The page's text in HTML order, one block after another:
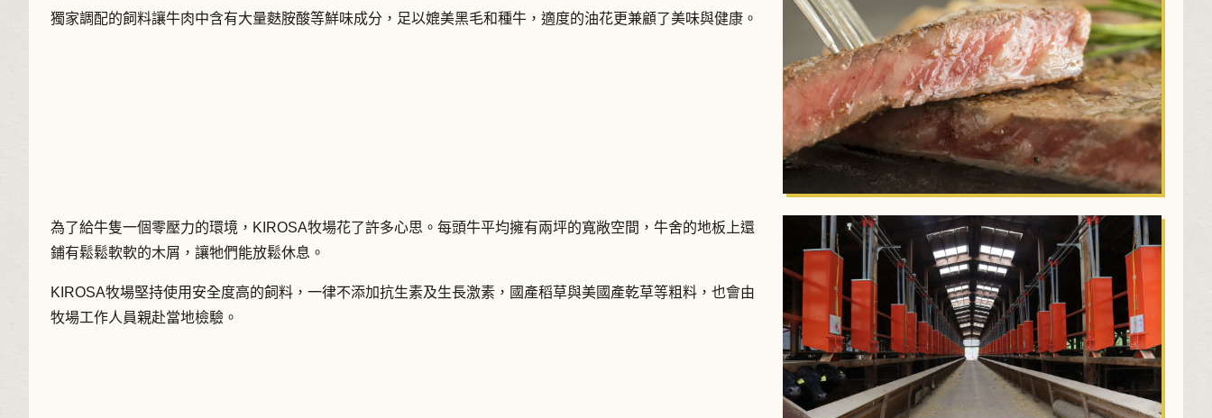
獨家調配的飼料讓牛肉中含有大量麩胺酸等鮮味成分，足以媲美黑毛和種牛，適度的油花更兼顧了美味與健康。
為了給牛隻一個零壓力的環境，KIROSA牧場花了許多心思。每頭牛平均擁有兩坪的寬敞空間，牛舍的地板上還
鋪有鬆鬆軟軟的木屑，讓牠們能放鬆休息。
KIROSA牧場堅持使用安全度高的飼料，一律不添加抗生素及生長激素，國產稻草與美國產乾草等粗料，也會由
牧場工作人員親赴當地檢驗。